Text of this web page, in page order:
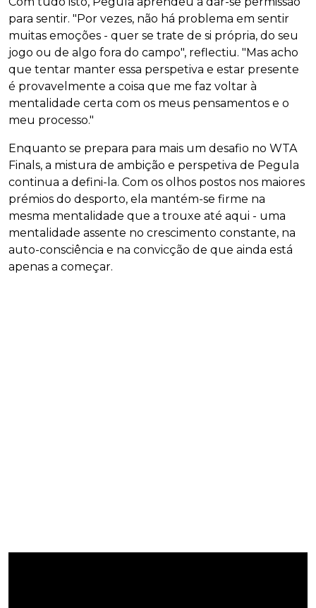
para sentir. "Por vezes, não há problema em sentir
muitas emoções - quer se trate de si própria, do seu
jogo ou de algo fora do campo", reflectiu. "Mas acho
que tentar manter essa perspetiva e estar presente
é provavelmente a coisa que me faz voltar à
mentalidade certa com os meus pensamentos e o
meu processo."
Enquanto se prepara para mais um desafio no WTA
Finals, a mistura de ambição e perspetiva de Pegula
continua a defini-la. Com os olhos postos nos maiores
prémios do desporto, ela mantém-se firme na
mesma mentalidade que a trouxe até aqui - uma
mentalidade assente no crescimento constante, na
auto-consciência e na convicção de que ainda está
apenas a começar.